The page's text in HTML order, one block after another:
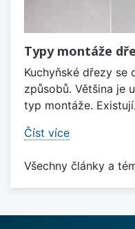
Typy montáže
Kuchyňské dřezy se
způsobů. Většina je
typ montáže.
Číst více
Všechny články a